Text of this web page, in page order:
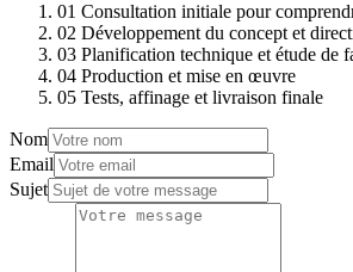
01 Consultation initiale pour
02 Développement du concept et
03 Planification technique et étude de
04 Production et mise en œuvre
05 Tests, affinage et livraison finale
Nom
Email
Sujet